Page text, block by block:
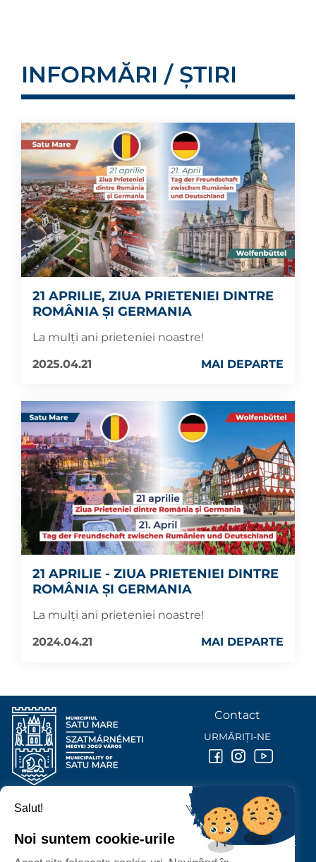
INFORMĂRI / ȘTIRI
21 APRILIE, ZIUA PRIETENIEI DINTRE
ROMÂNIA ȘI GERMANIA
La mulți ani prieteniei noastre!
2025.04.21
MAI DEPARTE
21 APRILIE - ZIUA PRIETENIEI DINTRE
ROMÂNIA ȘI GERMANIA
La mulți ani prieteniei noastre!
2024.04.21
MAI DEPARTE
PRIMĂRIA MUNICIPIULUI
P-ȚA 25 OCTOMBRIE, NR. 1 CORP M, 440026 SATU MARE
Contact
URMĂRIȚI-NE
Salut!
Noi suntem cookie-urile